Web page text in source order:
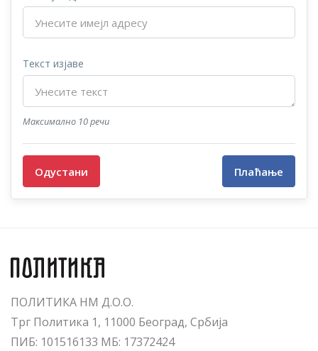
Текст изјаве
Максимално 10 речи
Одустани Плаћање
ПОЛИТИКА НМ Д.О.О.
Трг Политика 1, 11000 Београд, Србија
ПИБ: 101516133 МБ: 17372424